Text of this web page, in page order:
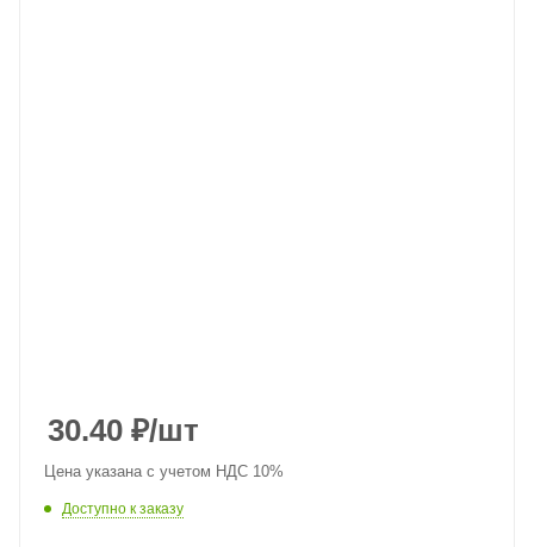
30.40 ₽/шт
Цена указана с учетом НДС 10%
Доступно к заказу